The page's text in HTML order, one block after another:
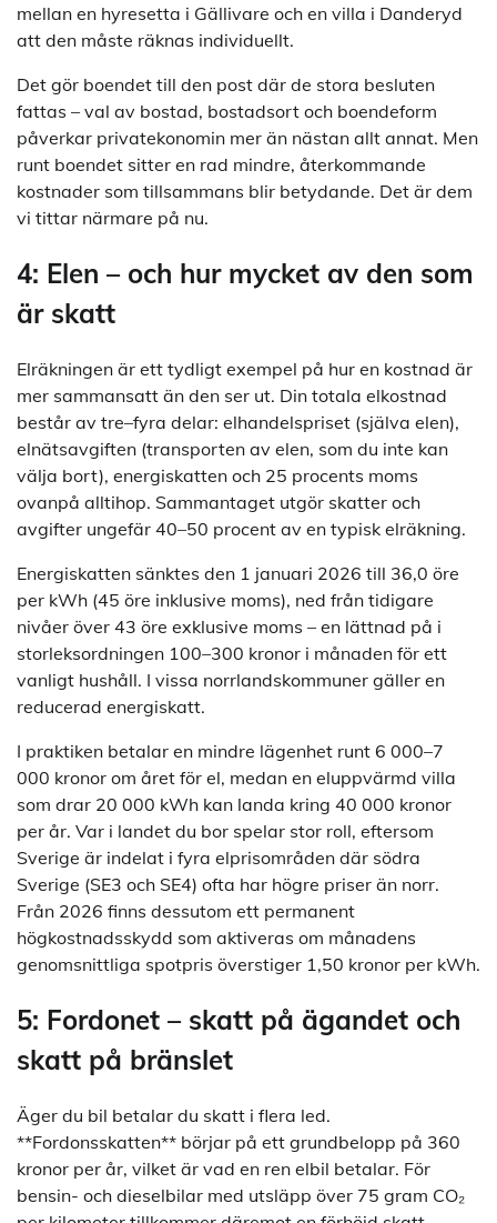
mellan en hyresetta i Gällivare och en villa i Danderyd
att den måste räknas individuellt.
Det gör boendet till den post där de stora besluten
fattas – val av bostad, bostadsort och boendeform
påverkar privatekonomin mer än nästan allt annat. Men
runt boendet sitter en rad mindre, återkommande
kostnader som tillsammans blir betydande. Det är dem
vi tittar närmare på nu.
4: Elen – och hur mycket av den som
är skatt
Elräkningen är ett tydligt exempel på hur en kostnad är
mer sammansatt än den ser ut. Din totala elkostnad
består av tre–fyra delar: elhandelspriset (själva elen),
elnätsavgiften (transporten av elen, som du inte kan
välja bort), energiskatten och 25 procents moms
ovanpå alltihop. Sammantaget utgör skatter och
avgifter ungefär 40–50 procent av en typisk elräkning.
Energiskatten sänktes den 1 januari 2026 till 36,0 öre
per kWh (45 öre inklusive moms), ned från tidigare
nivåer över 43 öre exklusive moms – en lättnad på i
storleksordningen 100–300 kronor i månaden för ett
vanligt hushåll. I vissa norrlandskommuner gäller en
reducerad energiskatt.
I praktiken betalar en mindre lägenhet runt 6 000–7
000 kronor om året för el, medan en eluppvärmd villa
som drar 20 000 kWh kan landa kring 40 000 kronor
per år. Var i landet du bor spelar stor roll, eftersom
Sverige är indelat i fyra elprisområden där södra
Sverige (SE3 och SE4) ofta har högre priser än norr.
Från 2026 finns dessutom ett permanent
högkostnadsskydd som aktiveras om månadens
genomsnittliga spotpris överstiger 1,50 kronor per kWh.
5: Fordonet – skatt på ägandet och
skatt på bränslet
Äger du bil betalar du skatt i flera led.
**Fordonsskatten** börjar på ett grundbelopp på 360
kronor per år, vilket är vad en ren elbil betalar. För
bensin- och dieselbilar med utsläpp över 75 gram CO₂